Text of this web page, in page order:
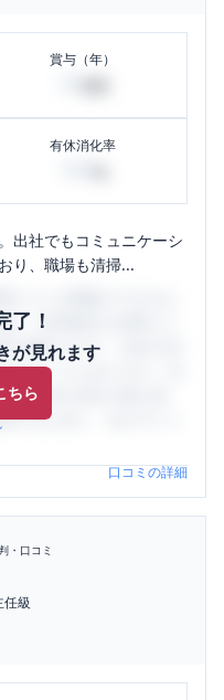
賞与（年）
有休消化率
出社でもコミュニケーシ
り、職場も清掃...
了！
が見れます
ちら
、女性限定の企業口コ
の働きやすさ・会社の評
がたくさんあります。先
、本当の会社の姿を知
するために、ぜひサイト
口コミの詳細
・口コミ
任級